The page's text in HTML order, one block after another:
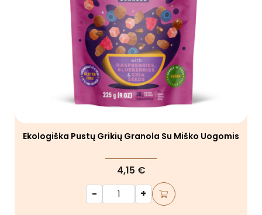
Ekologiška Pustų Grikių Granola Su Miško Uogomis
4,15 €
-
+